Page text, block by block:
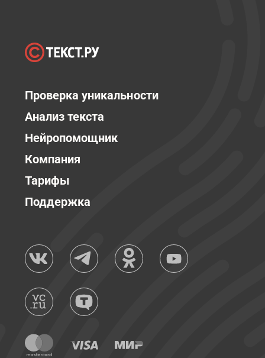
Проверка уникальности
Анализ текста
Нейропомощник
Компания
Тарифы
Поддержка